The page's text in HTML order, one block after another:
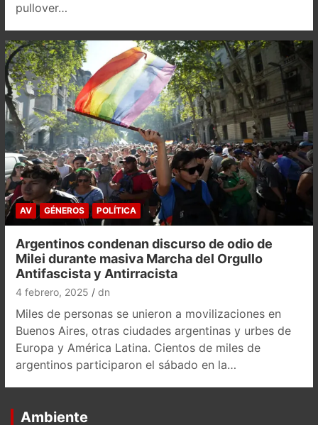
pullover…
AV GÉNEROS POLÍTICA
Argentinos condenan discurso de odio de
Milei durante masiva Marcha del Orgullo
Antifascista y Antirracista
4 febrero, 2025 dn
Miles de personas se unieron a movilizaciones en
Buenos Aires, otras ciudades argentinas y urbes de
Europa y América Latina. Cientos de miles de
argentinos participaron el sábado en la…
Ambiente